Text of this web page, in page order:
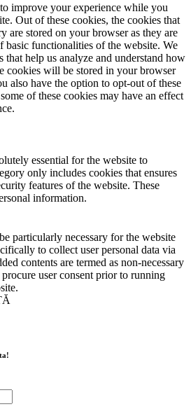
improve your experience while you
Out of these cookies, the cookies that
are stored on your browser as they are
basic functionalities of the website. We
that help us analyze and understand how
cookies will be stored in your browser
also have the option to opt-out of these
of these cookies may have an effect
essential for the website to
only includes cookies that ensures
features of the website. These
information.
particularly necessary for the website
to collect user personal data via
contents are termed as non-necessary
user consent prior to running